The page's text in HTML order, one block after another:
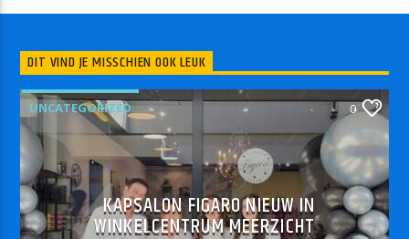
DIT VIND JE MISSCHIEN OOK LEUK
UNCATEGORIZED 0
KAPSALON FIGARO NIEUW IN
WINKELCENTRUM MEERZICHT